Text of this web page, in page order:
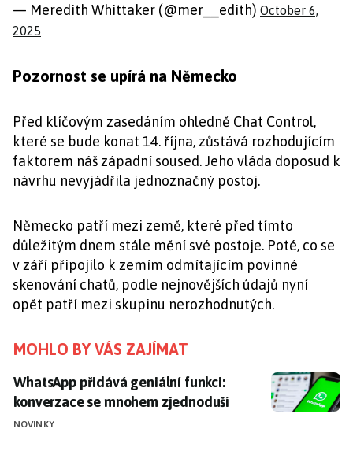
— Meredith Whittaker (@mer__edith) October 6,
2025
Pozornost se upírá na Německo
Před klíčovým zasedáním ohledně Chat Control,
které se bude konat 14. října, zůstává rozhodujícím
faktorem náš západní soused. Jeho vláda doposud k
návrhu nevyjádřila jednoznačný postoj.
Německo patří mezi země, které před tímto
důležitým dnem stále mění své postoje. Poté, co se
v září připojilo k zemím odmítajícím povinné
skenování chatů, podle nejnovějších údajů nyní
opět patří mezi skupinu nerozhodnutých.
MOHLO BY VÁS ZAJÍMAT
WhatsApp přidává geniální funkci: konverzace se
WhatsApp přidává geniální funkci:
konverzace se mnohem zjednoduší
NOVINKY